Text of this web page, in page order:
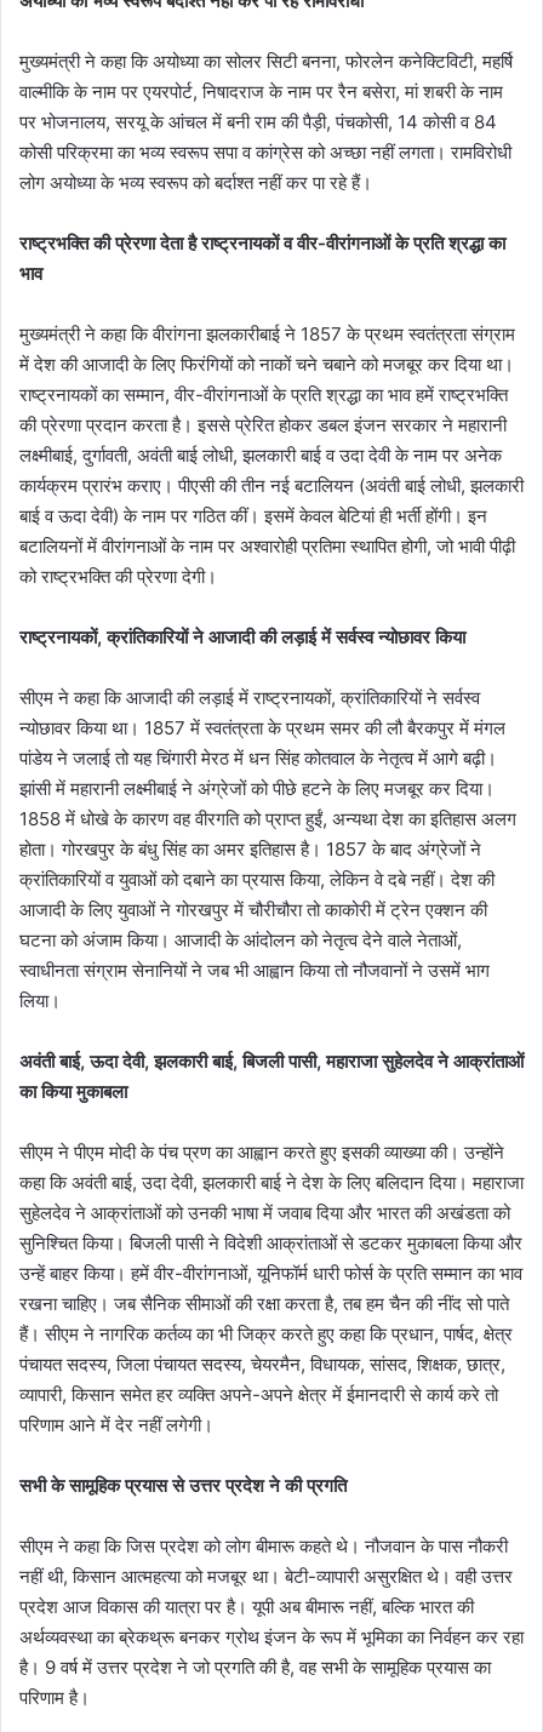
मुख्यमंत्री ने कहा कि अयोध्या का सोलर सिटी बनना, फोरलेन कनेक्टिविटी, महर्षि
वाल्मीकि के नाम पर एयरपोर्ट, निषादराज के नाम पर रैन बसेरा, मां शबरी के नाम
पर भोजनालय, सरयू के आंचल में बनी राम की पैड़ी, पंचकोसी, 14 कोसी व 84
कोसी परिक्रमा का भव्य स्वरूप सपा व कांग्रेस को अच्छा नहीं लगता। रामविरोधी
लोग अयोध्या के भव्य स्वरूप को बर्दाश्त नहीं कर पा रहे हैं।
राष्ट्रभक्ति की प्रेरणा देता है राष्ट्रनायकों व वीर-वीरांगनाओं के प्रति श्रद्धा का
भाव
मुख्यमंत्री ने कहा कि वीरांगना झलकारीबाई ने 1857 के प्रथम स्वतंत्रता संग्राम
में देश की आजादी के लिए फिरंगियों को नाकों चने चबाने को मजबूर कर दिया था।
राष्ट्रनायकों का सम्मान, वीर-वीरांगनाओं के प्रति श्रद्धा का भाव हमें राष्ट्रभक्ति
की प्रेरणा प्रदान करता है। इससे प्रेरित होकर डबल इंजन सरकार ने महारानी
लक्ष्मीबाई, दुर्गावती, अवंती बाई लोधी, झलकारी बाई व उदा देवी के नाम पर अनेक
कार्यक्रम प्रारंभ कराए। पीएसी की तीन नई बटालियन (अवंती बाई लोधी, झलकारी
बाई व ऊदा देवी) के नाम पर गठित कीं। इसमें केवल बेटियां ही भर्ती होंगी। इन
बटालियनों में वीरांगनाओं के नाम पर अश्वारोही प्रतिमा स्थापित होगी, जो भावी पीढ़ी
को राष्ट्रभक्ति की प्रेरणा देगी।
राष्ट्रनायकों, क्रांतिकारियों ने आजादी की लड़ाई में सर्वस्व न्योछावर किया
सीएम ने कहा कि आजादी की लड़ाई में राष्ट्रनायकों, क्रांतिकारियों ने सर्वस्व
न्योछावर किया था। 1857 में स्वतंत्रता के प्रथम समर की लौ बैरकपुर में मंगल
पांडेय ने जलाई तो यह चिंगारी मेरठ में धन सिंह कोतवाल के नेतृत्व में आगे बढ़ी।
झांसी में महारानी लक्ष्मीबाई ने अंग्रेजों को पीछे हटने के लिए मजबूर कर दिया।
1858 में धोखे के कारण वह वीरगति को प्राप्त हुईं, अन्यथा देश का इतिहास अलग
होता। गोरखपुर के बंधु सिंह का अमर इतिहास है। 1857 के बाद अंग्रेजों ने
क्रांतिकारियों व युवाओं को दबाने का प्रयास किया, लेकिन वे दबे नहीं। देश की
आजादी के लिए युवाओं ने गोरखपुर में चौरीचौरा तो काकोरी में ट्रेन एक्शन की
घटना को अंजाम किया। आजादी के आंदोलन को नेतृत्व देने वाले नेताओं,
स्वाधीनता संग्राम सेनानियों ने जब भी आह्वान किया तो नौजवानों ने उसमें भाग
लिया।
अवंती बाई, ऊदा देवी, झलकारी बाई, बिजली पासी, महाराजा सुहेलदेव ने आक्रांताओं
का किया मुकाबला
सीएम ने पीएम मोदी के पंच प्रण का आह्वान करते हुए इसकी व्याख्या की। उन्होंने
कहा कि अवंती बाई, उदा देवी, झलकारी बाई ने देश के लिए बलिदान दिया। महाराजा
सुहेलदेव ने आक्रांताओं को उनकी भाषा में जवाब दिया और भारत की अखंडता को
सुनिश्चित किया। बिजली पासी ने विदेशी आक्रांताओं से डटकर मुकाबला किया और
उन्हें बाहर किया। हमें वीर-वीरांगनाओं, यूनिफॉर्म धारी फोर्स के प्रति सम्मान का भाव
रखना चाहिए। जब सैनिक सीमाओं की रक्षा करता है, तब हम चैन की नींद सो पाते
हैं। सीएम ने नागरिक कर्तव्य का भी जिक्र करते हुए कहा कि प्रधान, पार्षद, क्षेत्र
पंचायत सदस्य, जिला पंचायत सदस्य, चेयरमैन, विधायक, सांसद, शिक्षक, छात्र,
व्यापारी, किसान समेत हर व्यक्ति अपने-अपने क्षेत्र में ईमानदारी से कार्य करे तो
परिणाम आने में देर नहीं लगेगी।
सभी के सामूहिक प्रयास से उत्तर प्रदेश ने की प्रगति
सीएम ने कहा कि जिस प्रदेश को लोग बीमारू कहते थे। नौजवान के पास नौकरी
नहीं थी, किसान आत्महत्या को मजबूर था। बेटी-व्यापारी असुरक्षित थे। वही उत्तर
प्रदेश आज विकास की यात्रा पर है। यूपी अब बीमारू नहीं, बल्कि भारत की
अर्थव्यवस्था का ब्रेकथ्रू बनकर ग्रोथ इंजन के रूप में भूमिका का निर्वहन कर रहा
है। 9 वर्ष में उत्तर प्रदेश ने जो प्रगति की है, वह सभी के सामूहिक प्रयास का
परिणाम है।